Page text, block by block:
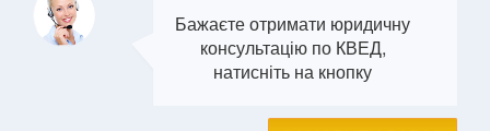
Бажаєте отримати юридичну
консультацію по КВЕД,
натисніть на кнопку